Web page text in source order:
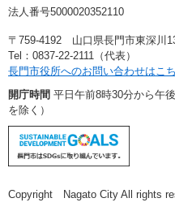
法人番号5000020352110
〒759-4192 山口県長門市東深川
Tel：0837-22-2111（代表）
長門市役所へのお問い合わせはこ
開庁時間 平日午前8時30分から午
を除く）
Copyright Nagato City All rights